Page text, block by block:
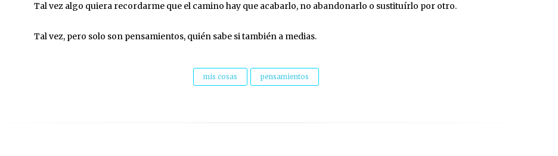
Tal vez algo quiera recordarme que el camino hay que acabarlo, no abandonarlo o sustituírlo por otro.
Tal vez, pero solo son pensamientos, quién sabe si también a medias.
mis cosas pensamientos